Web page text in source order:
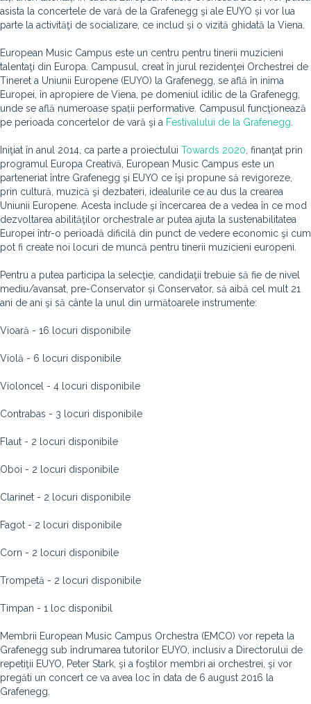
asista la concertele de vară de la Grafenegg şi ale EUYO și vor lua
parte la activităţi de socializare, ce includ și o vizită ghidată la Viena.
European Music Campus este un centru pentru tinerii muzicieni
talentaţi din Europa. Campusul, creat în jurul rezidenţei Orchestrei de
Tineret a Uniunii Europene (EUYO) la Grafenegg, se află în inima
Europei, în apropiere de Viena, pe domeniul idilic de la Grafenegg,
unde se află numeroase spații performative. Campusul funcţionează
pe perioada concertelor de vară şi a Festivalului de la Grafenegg
Iniţiat în anul 2014, ca parte a proiectului Towards 2020 , finanţat prin
programul Europa Creativă, European Music Campus este un
parteneriat între Grafenegg şi EUYO ce îşi propune să revigoreze,
prin cultură, muzică şi dezbateri, idealurile ce au dus la crearea
Uniunii Europene. Acesta include şi încercarea de a vedea în ce mod
dezvoltarea abilităţilor orchestrale ar putea ajuta la sustenabilitatea
Europei într-o perioadă dificilă din punct de vedere economic şi cum
pot fi create noi locuri de muncă pentru tinerii muzicieni europeni.
Pentru a putea participa la selecţie, candidaţii trebuie să fie de nivel
mediu/avansat, pre-Conservator și Conservator, să aibă cel mult 21
ani de ani şi să cânte la unul din următoarele instrumente:
Vioară - 16 locuri disponibile
Violă - 6 locuri disponibile
Violoncel - 4 locuri disponibile
Contrabas - 3 locuri disponibile
Flaut - 2 locuri disponibile
Oboi - 2 locuri disponibile
Clarinet - 2 locuri disponibile
Fagot - 2 locuri disponibile
Corn - 2 locuri disponibile
Trompetă - 2 locuri disponibile
Timpan - 1 loc disponibil
Membrii European Music Campus Orchestra (EMCO) vor repeta la
Grafenegg sub îndrumarea tutorilor EUYO, inclusiv a Directorului de
repetiţii EUYO, Peter Stark, şi a foştilor membri ai orchestrei, şi vor
pregăti un concert ce va avea loc în data de 6 august 2016 la
Grafenegg.